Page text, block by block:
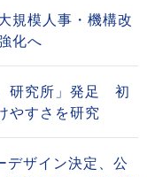
規模人事・機構改
化へ
研究所」発足 初
やすさを研究
デザイン決定、公